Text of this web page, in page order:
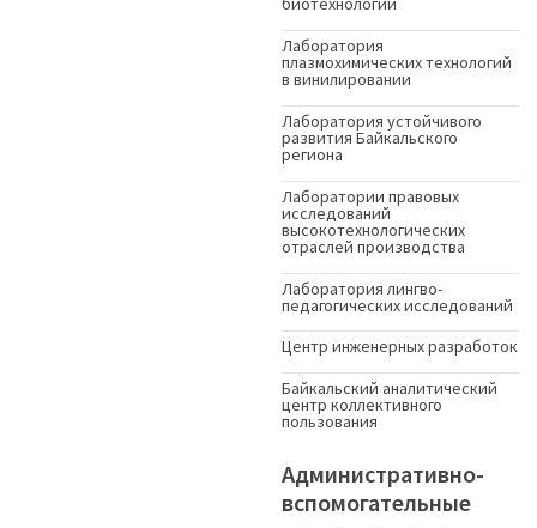
Лаборатория
плазмохимических технологий
в винилировании
Лаборатория устойчивого
развития Байкальского
региона
Лаборатории правовых
исследований
высокотехнологических
отраслей производства
Лаборатория лингво-
педагогических исследований
Центр инженерных разработок
Байкальский аналитический
центр коллективного
пользования
Административно-
вспомогательные